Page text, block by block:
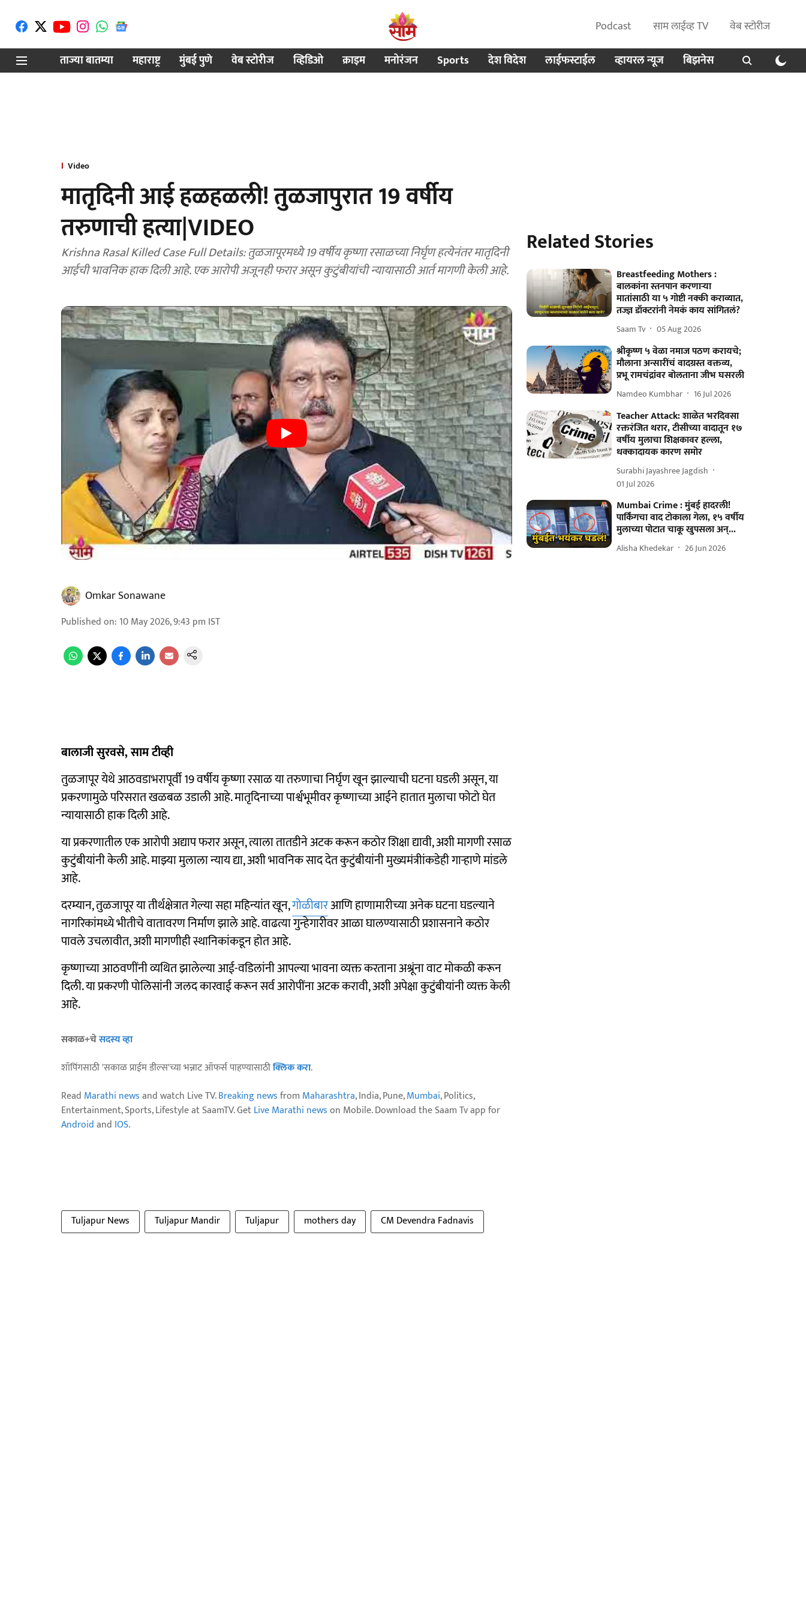
Podcast साम लाईव्ह TV
वेब स्टोरीज
ताज्या बातम्या
महाराष्ट्र मुंबई पुणे वेब स्टोरीज व्हिडिओ क्राइम मनोरंजन Sports देश विदेश लाईफस्टाईल व्हायरल न्यूज बिझनेस
Video
मातृदिनी आई हळहळली! तुळजापुरात 19 वर्षीय
तरुणाची हत्या|VIDEO
Krishna Rasal Killed Case Full Details: तुळजापूरमध्ये 19 वर्षीय कृष्णा रसाळच्या निर्घृण हत्येनंतर मातृदिनी
आईची भावनिक हाक दिली आहे. एक आरोपी अजूनही फरार असून कुटुंबीयांची न्यायासाठी आर्त मागणी केली आहे.
Omkar Sonawane
Published on: 10 May 2026, 9:43 pm IST
बालाजी सुरवसे, साम टीव्ही
तुळजापूर येथे आठवडाभरापूर्वी 19 वर्षीय कृष्णा रसाळ या तरुणाचा निर्घृण खून झाल्याची घटना घडली असून, या
प्रकरणामुळे परिसरात खळबळ उडाली आहे. मातृदिनाच्या पार्श्वभूमीवर कृष्णाच्या आईने हातात मुलाचा फोटो घेत
न्यायासाठी हाक दिली आहे.
या प्रकरणातील एक आरोपी अद्याप फरार असून, त्याला तातडीने अटक करून कठोर शिक्षा द्यावी, अशी मागणी रसाळ
कुटुंबीयांनी केली आहे. माझ्या मुलाला न्याय द्या, अशी भावनिक साद देत कुटुंबीयांनी मुख्यमंत्रीांकडेही गाऱ्हाणे मांडले
आहे.
दरम्यान, तुळजापूर या तीर्थक्षेत्रात गेल्या सहा महिन्यांत खून,गोळीबारआणि हाणामारीच्या अनेक घटना घडल्याने
नागरिकांमध्ये भीतीचे वातावरण निर्माण झाले आहे. वाढत्या गुन्हेगारीवर आळा घालण्यासाठी प्रशासनाने कठोर
पावले उचलावीत, अशी मागणीही स्थानिकांकडून होत आहे.
कृष्णाच्या आठवणींनी व्यथित झालेल्या आई-वडिलांनी आपल्या भावना व्यक्त करताना अश्रूंना वाट मोकळी करून
दिली. या प्रकरणी पोलिसांनी जलद कारवाई करून सर्व आरोपींना अटक करावी, अशी अपेक्षा कुटुंबीयांनी व्यक्त केली
आहे.
सकाळ+चेसदस्य व्हा
शॉपिंगसाठी 'सकाळ प्राईम डील्स'च्या भन्नाट ऑफर्स पाहण्यासाठीक्लिक करा.
Read Marathi newsand watch Live TV.Breaking newsfrom Maharashtra, India, Pune,Mumbai, Politics,
Entertainment, Sports, Lifestyle at SaamTV. GetLive Marathi newson Mobile. Download the Saam Tv app for
Androidand IOS.
Tuljapur News Tuljapur Mandir Tuljapur mothers day CM Devendra Fadnavis
Related Stories
Breastfeeding Mothers :
बालकांना स्तनपान करणाऱ्या
मातांसाठी या ५ गोष्टी नक्की कराव्यात,
तज्ज्ञ डॉक्टरांनी नेमकं काय सांगितलं?
Saam Tv 05 Aug 2026
श्रीकृष्ण ५ वेळा नमाज पठण करायचे;
मौलाना अन्सारींचं वादग्रस्त वक्तव्य,
प्रभू रामचंद्रांवर बोलताना जीभ घसरली
Namdeo Kumbhar 16 Jul 2026
Teacher Attack: शाळेत भरदिवसा
रक्तरंजित थरार, टीसीच्या वादातून १७
वर्षीय मुलाचा शिक्षकावर हल्ला,
धक्कादायक कारण समोर
Surabhi Jayashree Jagdish
01 Jul 2026
Mumbai Crime : मुंबई हादरली!
पार्किंगचा वाद टोकाला गेला, १५ वर्षीय
मुलाच्या पोटात चाकू खुपसला अन्...
Alisha Khedekar 26 Jun 2026